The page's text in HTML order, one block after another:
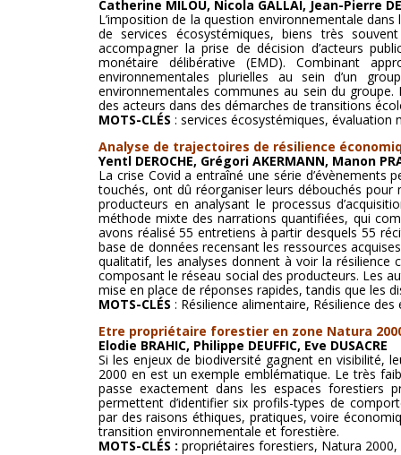
Catherine MILOU, Nicola GALLAI, Jean-Pierre
L’imposition de la question environnementale
de services écosystémiques, biens très
accompagner la prise de décision d’acteurs
monétaire délibérative (EMD). Combinant
environnementales plurielles au sein d’un
environnementales communes au sein du
des acteurs dans des démarches de transitions
MOTS-CLÉS : services écosystémiques,
Analyse de trajectoires de résilience
Yentl DEROCHE, Grégori AKERMANN, Manon
La crise Covid a entraîné une série
touchés, ont dû réorganiser leurs débouchés
producteurs en analysant le processus
méthode mixte des narrations quantifiées, qui
avons réalisé 55 entretiens à partir desquels 55
base de données recensant les ressources
qualitatif, les analyses donnent à voir la résilience
composant le réseau social des producteurs. Les
mise en place de réponses rapides, tandis que les
MOTS-CLÉS : Résilience alimentaire, Résilience
Etre propriétaire forestier en zone Natura
Elodie BRAHIC, Philippe DEUFFIC, Eve DUSACRE
Si les enjeux de biodiversité gagnent en visibilité,
2000 en est un exemple emblématique. Le très
passe exactement dans les espaces forestiers
permettent d’identifier six profils-types de
par des raisons éthiques, pratiques, voire
transition environnementale et forestière.
MOTS-CLÉS : propriétaires forestiers, Natura